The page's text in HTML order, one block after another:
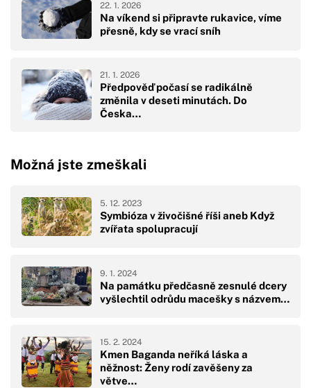
Na víkend si připravte rukavice, víme
přesně, kdy se vrací sníh
22. 1. 2026
Předpověď počasí se radikálně
změnila v deseti minutách. Do
Česka…
21. 1. 2026
Možná jste zmeškali
Symbióza v živočišné říši aneb Když
zvířata spolupracují
5. 12. 2023
Na památku předčasně zesnulé dcery
vyšlechtil odrůdu macešky s názvem…
9. 1. 2024
Kmen Baganda neříká láska a
něžnost: Ženy rodí zavěšeny za
větve…
15. 2. 2024